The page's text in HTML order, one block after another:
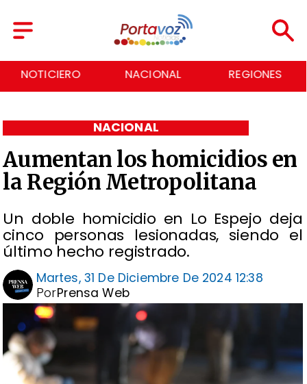
NACIONAL REGIONES ECONOMÍA
Aumentan los homicidios en
la Región Metropolitana
Un doble homicidio en Lo Espejo deja
cinco personas lesionadas, siendo el
último hecho registrado.
NACIONAL
Martes, 31 De Diciembre De 2024 12:38
Prensa Web
Por